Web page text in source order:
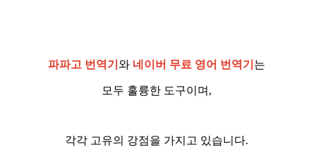
파파고 번역기 와 네이버 무료 영어 번역기 는
모두 훌륭한 도구이며,
각각 고유의 강점을 가지고 있습니다.